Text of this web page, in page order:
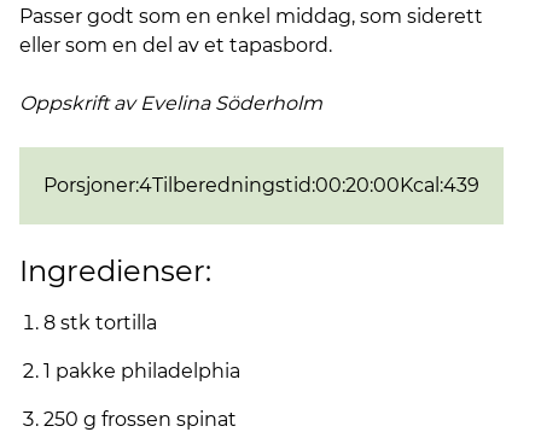
Passer godt som en enkel middag, som siderett
eller som en del av et tapasbord.
Oppskrift av Evelina Söderholm
Porsjoner:4Tilberedningstid:00:20:00Kcal :439
Ingredienser:
8 stk tortilla
1 pakke philadelphia
250 g frossen spinat